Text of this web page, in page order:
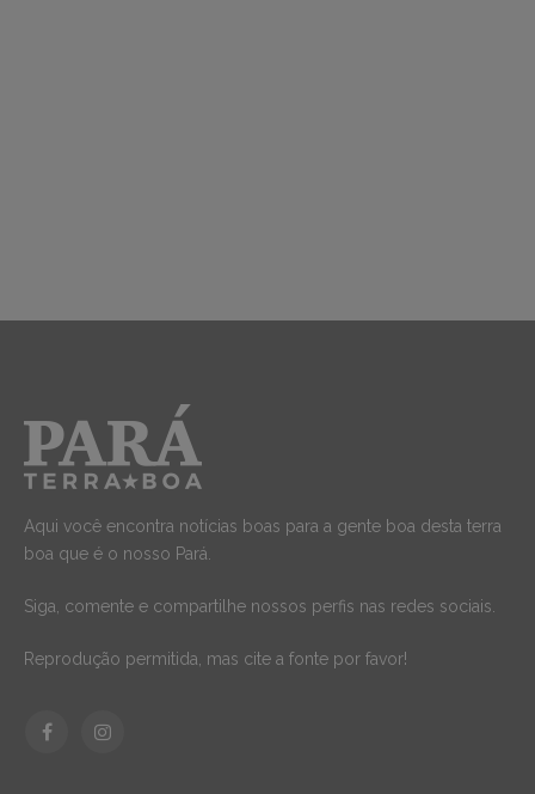
Aqui você encontra notícias boas para a gente boa desta terra
boa que é o nosso Pará.
Siga, comente e compartilhe nossos perfis nas redes sociais.
Reprodução permitida, mas cite a fonte por favor!
FacebookInstagram